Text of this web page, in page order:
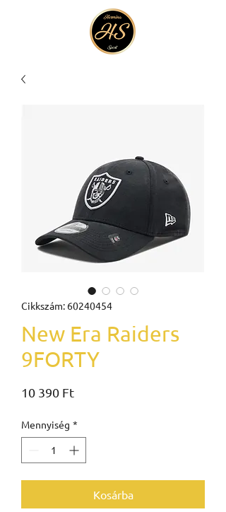
Cikkszám: 60240454
New Era Raiders
9FORTY
10 390 FtÁr
Mennyiség *
Kosárba